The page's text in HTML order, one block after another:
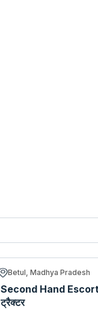
Betul, Madhya Pradesh
Second Hand
ट्रैक्टर